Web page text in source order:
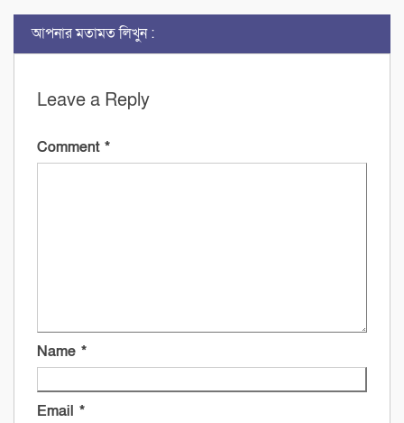
আপনার মতামত লিখুন :
Leave a Reply
Comment *
Name *
Email *